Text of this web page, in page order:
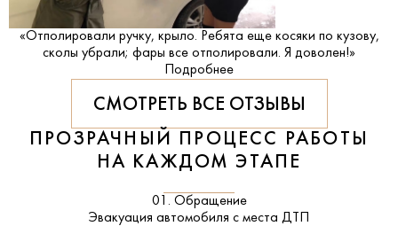
«Отполировали ручку, крыло. Ребята еще косяки по кузову,
сколы убрали; фары все отполировали. Я доволен!»
Подробнее
СМОТРЕТЬ ВСЕ ОТЗЫВЫ
ПРОЗРАЧНЫЙ ПРОЦЕСС РАБОТЫ
НА КАЖДОМ ЭТАПЕ
01. Обращение
Эвакуация автомобиля с места ДТП